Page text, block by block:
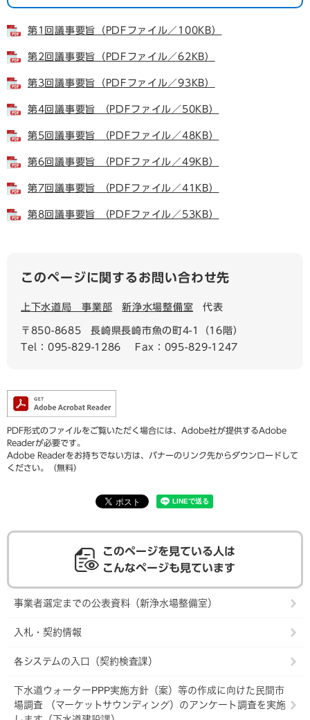
第1回議事要旨（PDFファイル／100KB）
第2回議事要旨（PDFファイル／62KB）
第3回議事要旨（PDFファイル／93KB）
第4回議事要旨 （PDFファイル／50KB）
第5回議事要旨 （PDFファイル／48KB）
第6回議事要旨 （PDFファイル／49KB）
第7回議事要旨 （PDFファイル／41KB）
第8回議事要旨 （PDFファイル／53KB）
このページに関するお問い合わせ先
上下水道局 事業部 新浄水場整備室 代表
〒850-8685
長崎県長崎市魚の町4-1（16階）
Tel：095-829-1286
Fax：095-829-1247
PDF形式のファイルをご覧いただく場合には、Adobe社が提供するAdobe
Readerが必要です。
Adobe Readerをお持ちでない方は、バナーのリンク先からダウンロードして
ください。（無料）
このページを見ている人は
こんなページも見ています
事業者選定までの公表資料（新浄水場整備室）
入札・契約情報
各システムの入口（契約検査課）
下水道ウォーターPPP実施方針（案）等の作成に向けた民間市
場調査 （マーケットサウンディング）のアンケート調査を実施